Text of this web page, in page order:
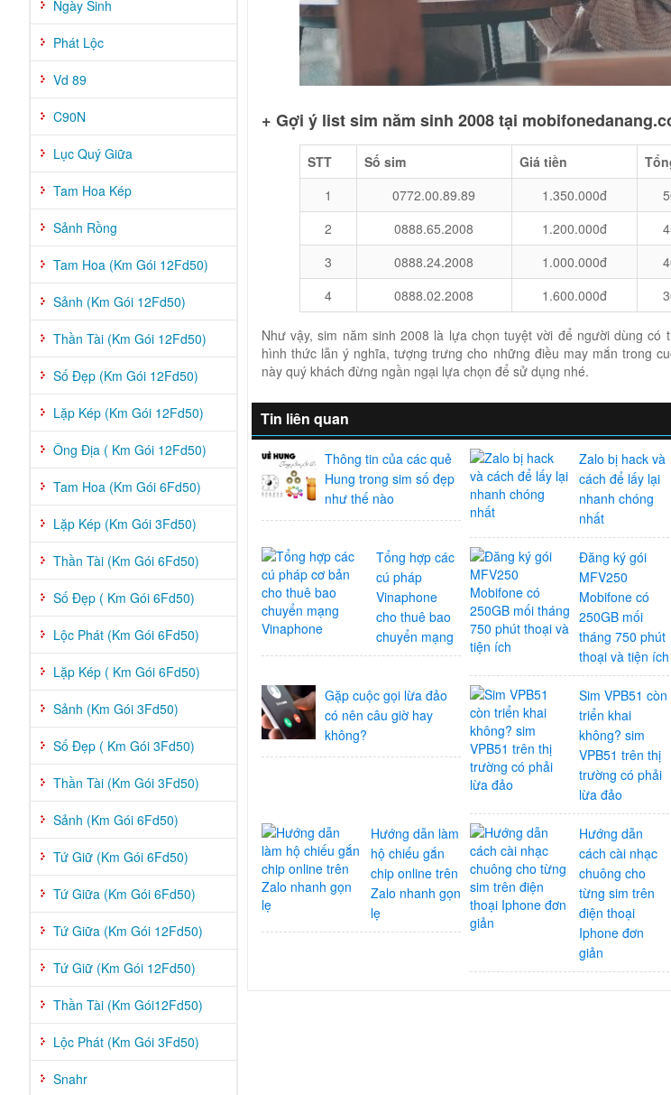
+ Gợi ý list sim năm sinh 2008 tại
STT Số sim Giá tiền
1
0772.00.89.89 1.350.000đ
2
0888.65.2008 1.200.000đ
3
0888.24.2008 1.000.000đ
4
0888.02.2008 1.600.000đ
Như vậy, sim năm sinh 2008 là lựa chọn tuyệt vời để người dùng có
hình thức lẫn ý nghĩa, tượng trưng cho những điều may mắn trong
này quý khách đừng ngần ngại lựa chọn để sử dụng nhé.
Tin liên quan
Thông tin của các quẻ
Hung trong sim số đẹp
như thế nào
Zalo bị hack và
cách để lấy lại
nhanh chóng
nhất
Tổng hợp các
cú pháp
Vinaphone
cho thuê bao
chuyển mạng
Đăng ký gói
MFV250
Mobifone có
250GB mối
tháng 750 phút
thoại và tiện ích
Gặp cuộc gọi lừa đảo
có nên câu giờ hay
không?
Sim VPB51 còn
triển khai
không? sim
VPB51 trên thị
trường có phải
lừa đảo
Hướng dẫn làm
hộ chiếu gắn
chip online trên
Zalo nhanh gọn
lẹ
Hướng dẫn
cách cài nhạc
chuông cho
từng sim trên
điện thoại
Iphone đơn
giản
Ngày Sinh
Phát Lộc
Vd 89
C90N
Lục Quý Giữa
Tam Hoa Kép
Sảnh Rồng
Tam Hoa (Km Gói 12Fd50)
Sảnh (Km Gói 12Fd50)
Thần Tài (Km Gói 12Fd50)
Số Đẹp (Km Gói 12Fd50)
Lặp Kép (Km Gói 12Fd50)
Ông Địa ( Km Gói 12Fd50)
Tam Hoa (Km Gói 6Fd50)
Lặp Kép (Km Gói 3Fd50)
Thần Tài (Km Gói 6Fd50)
Số Đẹp ( Km Gói 6Fd50)
Lộc Phát (Km Gói 6Fd50)
Lặp Kép ( Km Gói 6Fd50)
Sảnh (Km Gói 3Fd50)
Số Đẹp ( Km Gói 3Fd50)
Thần Tài (Km Gói 3Fd50)
Sảnh (Km Gói 6Fd50)
Tứ Giữ (Km Gói 6Fd50)
Tứ Giữa (Km Gói 6Fd50)
Tứ Giữa (Km Gói 12Fd50)
Tứ Giữ (Km Gói 12Fd50)
Thần Tài (Km Gói12Fd50)
Lộc Phát (Km Gói 3Fd50)
Snahr